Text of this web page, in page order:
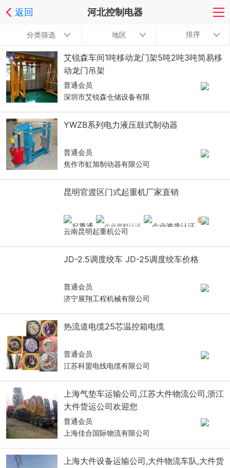
返回 河北控制电器
分类筛选 地区 排序
艾锐森车间1吨移动龙门架5吨2吨3吨简易移
动龙门吊架
普通会员
深圳市艾锐森仓储设备有限
YWZB系列电力液压鼓式制动器
普通会员
焦作市虹旭制动器有限公司
昆明官渡区门式起重机厂家直销
9年
云南昆明起重机公司
JD-2.5调度绞车 JD-25调度绞车价格
普通会员
济宁展翔工程机械有限公司
热流道电缆25芯温控箱电缆
普通会员
江苏科盟电线电缆有限公司
上海气垫车运输公司,江苏大件物流公司,浙江
大件货运公司欢迎您
普通会员
上海佳合国际物流有限公司
上海大件设备运输公司,大件物流车队,大件货